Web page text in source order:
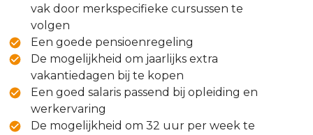
vak door merkspecifieke cursussen te
volgen
Een goede pensioenregeling
De mogelijkheid om jaarlijks extra
vakantiedagen bij te kopen
Een goed salaris passend bij opleiding en
werkervaring
De mogelijkheid om 32 uur per week te